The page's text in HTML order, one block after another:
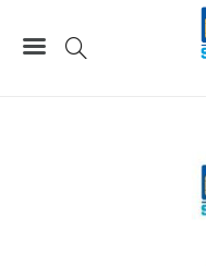
SIM Tre Numero Facile